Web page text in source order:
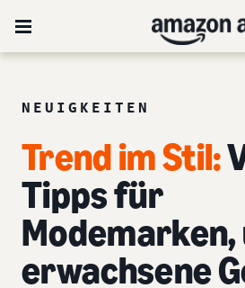
NEUIGKEITEN
Trend im Stil:
Tipps für
Modemarken,
erwachsene